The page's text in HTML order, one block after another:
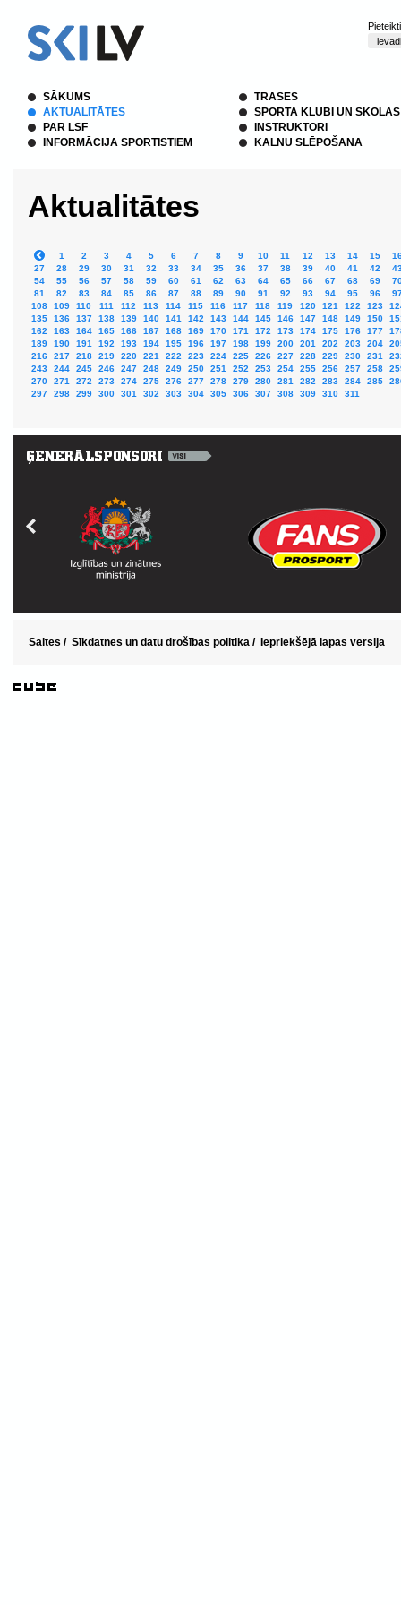
SĀKUMS
AKTUALITĀTES
PAR LSF
INFORMĀCIJA SPORTISTIEM
TRASES
SPORTA KLUBI UN SKOLAS
INSTRUKTORI
KALNU SLĒPOŠANA
Aktualitātes
1 2 3 4 5 6 7 8 9 10 11 12 13 14 15
27
28 29 30 31 32 33 34 35 36 37 38 39 40 41 42
54
55 56 57 58 59 60 61 62 63 64 65 66 67 68 69
81
82 83 84 85 86 87 88 89 90 91 92 93 94 95 96
108
109 110 111 112 113 114 115 116 117 118 119 120 121 122 123
135
136 137 138 139 140 141 142 143 144 145 146 147 148 149 150
162
163 164 165 166 167 168 169 170 171 172 173 174 175 176 177
189
190 191 192 193 194 195 196 197 198 199 200 201 202 203 204
216
217 218 219 220 221 222 223 224 225 226 227 228 229 230 231
243
244 245 246 247 248 249 250 251 252 253 254 255 256 257 258
270
271 272 273 274 275 276 277 278 279 280 281 282 283 284 285
297
298 299 300 301 302 303 304 305 306 307 308 309 310 311
Saites / Sīkdatnes un datu drošības politika / Iepriekšējā lapas versija